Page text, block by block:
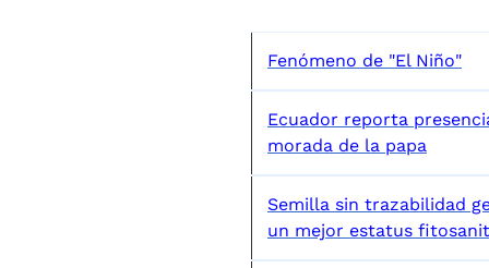
Fenómeno de "El Niño"
Ecuador reporta
morada de la papa
Semilla sin trazabilidad
un mejor estatus